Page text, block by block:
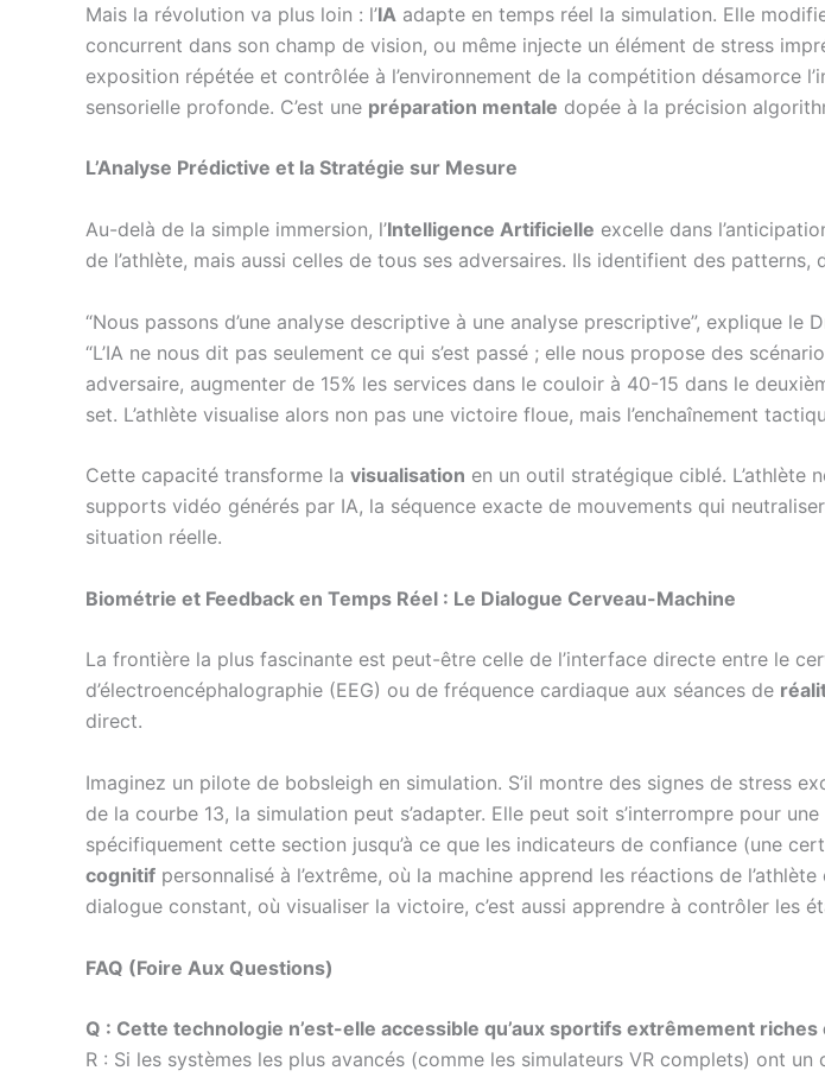
Mais la révolution va plus loin : l’IA adapte en temps réel la simulation. Elle
concurrent dans son champ de vision, ou même injecte un élément de stress
exposition répétée et contrôlée à l’environnement de la compétition désamorce
sensorielle profonde. C’est une préparation mentale dopée à la précision
L’Analyse Prédictive et la Stratégie sur Mesure
Au-delà de la simple immersion, l’Intelligence Artificielle excelle dans
de l’athlète, mais aussi celles de tous ses adversaires. Ils identifient des
“Nous passons d’une analyse descriptive à une analyse prescriptive”, explique
“L’IA ne nous dit pas seulement ce qui s’est passé ; elle nous propose des
adversaire, augmenter de 15% les services dans le couloir à 40-15 dans le
set. L’athlète visualise alors non pas une victoire floue, mais l’enchaînement
Cette capacité transforme la visualisation en un outil stratégique ciblé. L’athlète
supports vidéo générés par IA, la séquence exacte de mouvements qui
situation réelle.
Biométrie et Feedback en Temps Réel : Le Dialogue Cerveau-Machine
La frontière la plus fascinante est peut-être celle de l’interface directe entre le
d’électroencéphalographie (EEG) ou de fréquence cardiaque aux séances de
direct.
Imaginez un pilote de bobsleigh en simulation. S’il montre des signes de stress
de la courbe 13, la simulation peut s’adapter. Elle peut soit s’interrompre pour
spécifiquement cette section jusqu’à ce que les indicateurs de confiance (une
cognitif personnalisé à l’extrême, où la machine apprend les réactions de l’athlète
dialogue constant, où visualiser la victoire, c’est aussi apprendre à contrôler les
FAQ (Foire Aux Questions)
Q : Cette technologie n’est-elle accessible qu’aux sportifs extrêmement
R : Si les systèmes les plus avancés (comme les simulateurs VR complets) ont